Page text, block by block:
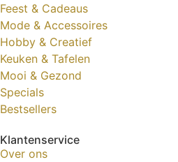
Feest & Cadeaus
Mode & Accessoires
Hobby & Creatief
Keuken & Tafelen
Mooi & Gezond
Specials
Bestsellers
Klantenservice
Over ons